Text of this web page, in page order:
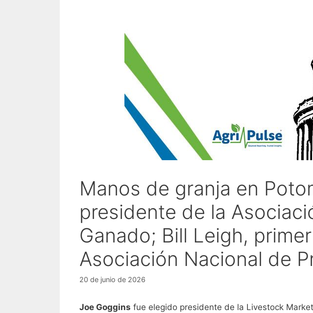
Manos de granja en
presidente de la
Ganado; Bill Leigh,
Asociación Nacional de
20 de junio de 2026
Joe Goggins fue elegido presidente de la Livestock